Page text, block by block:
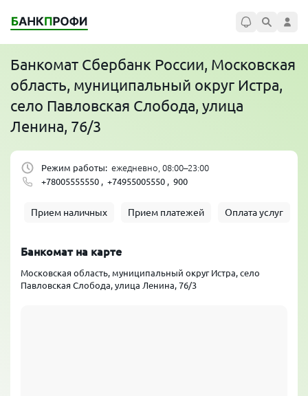
Банкомат Сбербанк России, Московская
область, муниципальный округ Истра,
село Павловская Слобода, улица
Ленина, 76/3
Режим работы: ежедневно, 08:00–23:00
+78005555550 , +74955005550 , 900
Прием наличных Прием платежей Оплата услуг
Банкомат на карте
Московская область, муниципальный округ Истра, село
Павловская Слобода, улица Ленина, 76/3